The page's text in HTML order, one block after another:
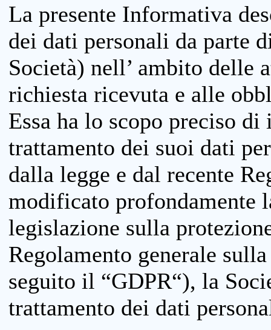
La presente Informativa
dei dati personali da parte
Società) nell’ ambito delle
richiesta ricevuta e alle
Essa ha lo scopo preciso
trattamento dei suoi dati
dalla legge e dal recente
modificato profondamente
legislazione sulla
Regolamento generale
seguito il “GDPR“), la
trattamento dei dati